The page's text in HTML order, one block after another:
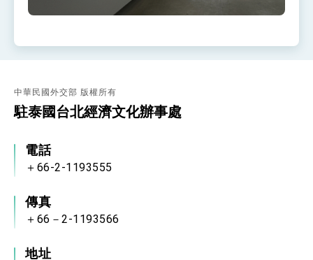
中華民國外交部 版權所有
駐泰國台北經濟文化辦事處
電話
＋66-2-1193555
傳真
＋66－2-1193566
地址